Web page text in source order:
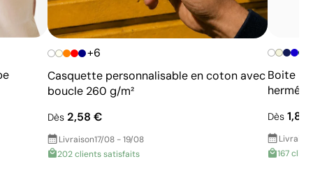
+6
Casquette personnalisable en coton avec
boucle 260 g/m²
Dès 2,58 €
Livraison17/08 - 19/08
202 clients satisfaits
Boite
Dès 1,89
167